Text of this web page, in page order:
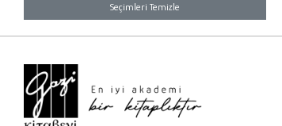
Seçimleri Temizle